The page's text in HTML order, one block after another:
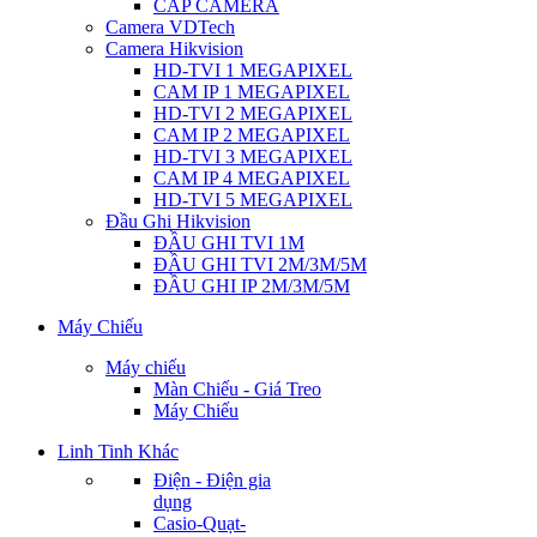
CÁP CAMERA
Camera VDTech
Camera Hikvision
HD-TVI 1 MEGAPIXEL
CAM IP 1 MEGAPIXEL
HD-TVI 2 MEGAPIXEL
CAM IP 2 MEGAPIXEL
HD-TVI 3 MEGAPIXEL
CAM IP 4 MEGAPIXEL
HD-TVI 5 MEGAPIXEL
Đầu Ghi Hikvision
ĐẦU GHI TVI 1M
ĐẦU GHI TVI 2M/3M/5M
ĐẦU GHI IP 2M/3M/5M
Máy Chiếu
Máy chiếu
Màn Chiếu - Giá Treo
Máy Chiếu
Linh Tinh Khác
Điện - Điện gia
dụng
Casio-Quạt-